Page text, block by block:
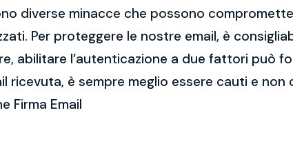
diverse minacce che possono
Per proteggere le nostre email, è
abilitare l’autenticazione a due fattori può
ricevuta, è sempre meglio essere cauti e
Firma Email